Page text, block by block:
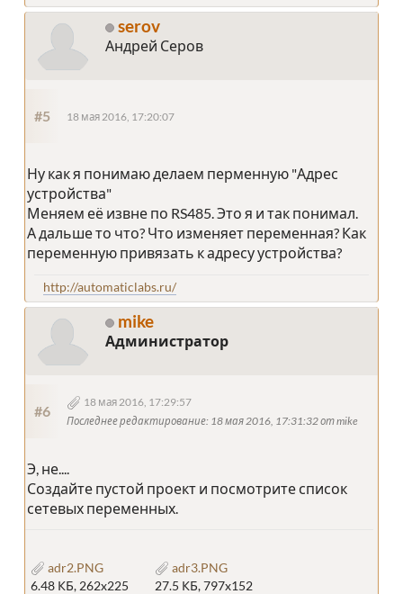
serov
Андрей Серов
#5 18 мая 2016, 17:20:07
Ну как я понимаю делаем перменную "Адрес
устройства"
Меняем её извне по RS485. Это я и так понимал.
А дальше то что? Что изменяет переменная? Как
переменную привязать к адресу устройства?
http://automaticlabs.ru/
mike
Администратор
#6
18 мая 2016, 17:29:57
Последнее редактирование: 18 мая 2016, 17:31:32 от mike
Э, не....
Создайте пустой проект и посмотрите список
сетевых переменных.
adr2.PNG
6.48 КБ, 262x225
adr3.PNG
27.5 КБ, 797x152